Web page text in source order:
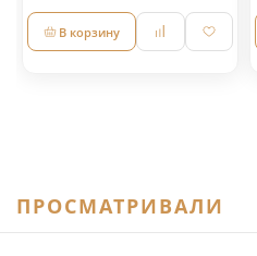
В корзину
ПРОСМАТРИВАЛИ